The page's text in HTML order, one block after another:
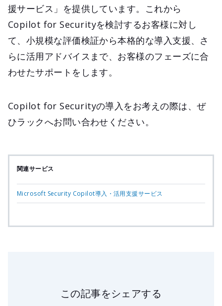
援サービス」を提供しています。これから
Copilot for Securityを検討するお客様に対し
て、小規模な評価検証から本格的な導入支援、さ
らに活用アドバイスまで、お客様のフェーズに合
わせたサポートをします。
Copilot for Securityの導入をお考えの際は、ぜ
ひラックへお問い合わせください。
関連サービス
Microsoft Security Copilot導入・活用支援サービス
この記事をシェアする